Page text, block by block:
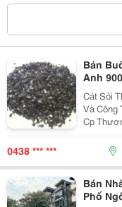
Bán
Anh
Cát Sỏi Thạch
Và Công Trình
Cp Thương
: 60 Ngõ
0438 *** ***
Bán
Phố